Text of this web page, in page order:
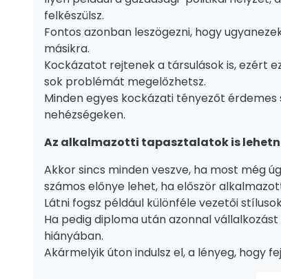
felkészülsz.
Fontos azonban leszögezni, hogy
másikra.
Kockázatot rejtenek a társulások is, ezért
sok problémát megelőzhetsz.
Minden egyes kockázati tényezőt
nehézségeken.
Az alkalmazotti tapasztalatok is
Akkor sincs minden veszve, ha most még
számos előnye lehet, ha először
Látni fogsz például különféle vezetői
Ha pedig diploma után azonnal
hiányában.
Akármelyik úton indulsz el, a lényeg, hogy